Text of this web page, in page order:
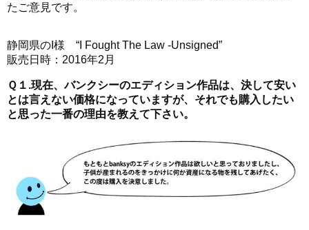
たご意見です。
静岡県のI様 “I Fought The Law -Unsigned”
販売日時：2016年2月
Ｑ１.現在、バンクシーのエディション作品は、決して安い
とは言えない価格になっていますが、それでも購入したい
と思った一番の理由を教えて下さい。